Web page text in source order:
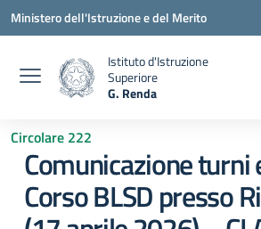
Vai ai contenuti
Vai al menu di navigazione
Vai al footer
Ministero dell'Istruzione e del Merito
Istituto d'Istruzione
Superiore
G. Renda
Circolare 222
Comunicazione turni
Corso BLSD presso